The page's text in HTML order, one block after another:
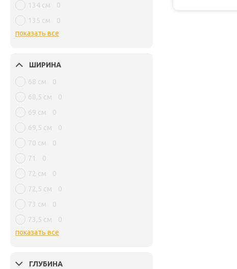
134 см
0
135 см
0
показать все
ШИРИНА
68 см
0
68,5 см
0
69 см
0
69,5 см
0
70 см
0
71
0
72 см
0
72,5 см
0
73 см
0
73,5 см
0
показать все
ГЛУБИНА